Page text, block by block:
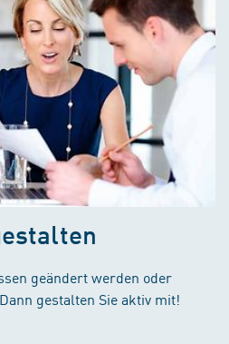
geändert werden oder
gestalten Sie aktiv mit!